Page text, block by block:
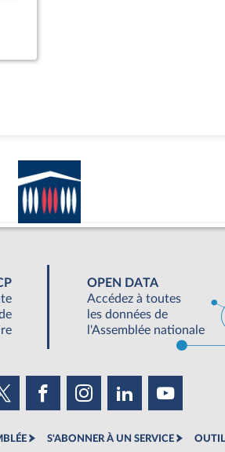
OPEN DATA
Accédez à toutes
les données de
l'Assemblée nationale
S'ABONNER À UN SERVICE